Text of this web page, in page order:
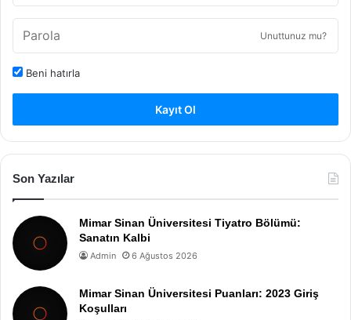
Unuttunuz mu?
Beni hatırla
Kayıt Ol
Son Yazılar
Mimar Sinan Üniversitesi Tiyatro Bölümü:
Sanatın Kalbi
Admin 6 Ağustos 2026
Mimar Sinan Üniversitesi Puanları: 2023 Giriş
Koşulları